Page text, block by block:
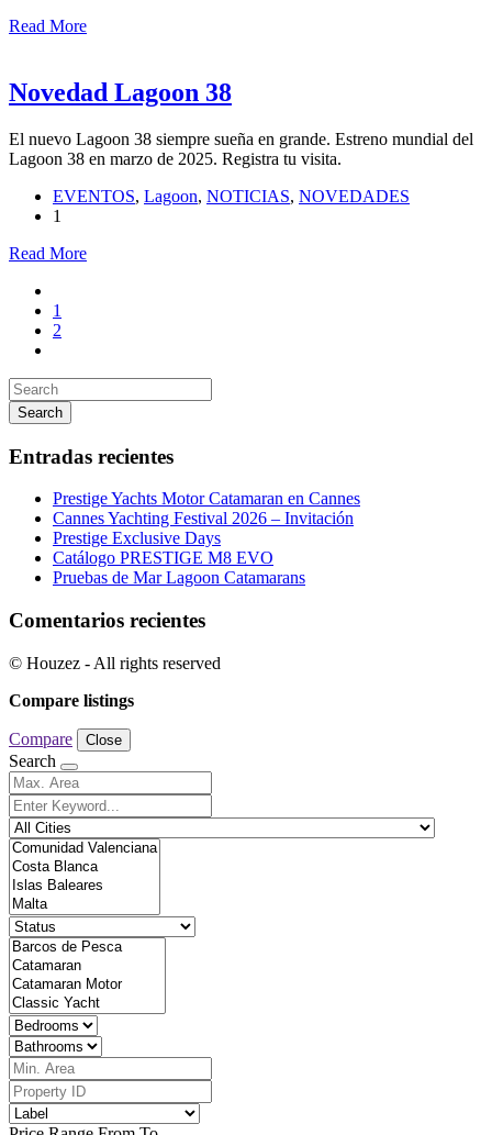
Read More
Novedad Lagoon 38
El nuevo Lagoon 38 siempre sueña en grande. Estreno mundial del
Lagoon 38 en marzo de 2025. Registra tu visita.
EVENTOS, Lagoon, NOTICIAS, NOVEDADES
1
Read More
1
2
Search
Entradas recientes
Prestige Yachts Motor Catamaran en Cannes
Cannes Yachting Festival 2026 – Invitación
Prestige Exclusive Days
Catálogo PRESTIGE M8 EVO
Pruebas de Mar Lagoon Catamarans
Comentarios recientes
© Houzez - All rights reserved
Compare listings
Compare Close
Search